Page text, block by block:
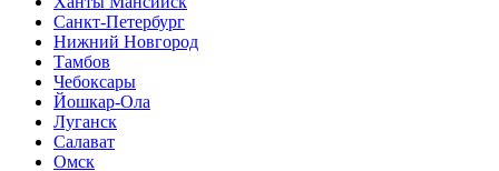
Санкт-Петербург
Нижний Новгород
Тамбов
Чебоксары
Йошкар-Ола
Луганск
Салават
Омск